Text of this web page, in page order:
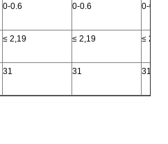
0-0.6 0-0.6 0-0.6
≤ 2,19 ≤ 2,19 ≤ 2,1
31 31 31